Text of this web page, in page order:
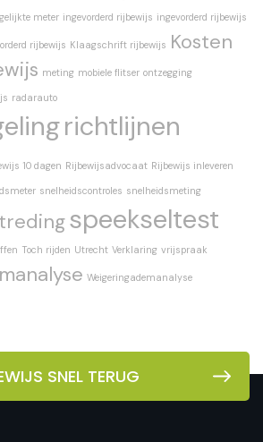
gelijkte meter ingevorderd rijbewijs ingevorderd rijbewijs
rijbewijs Klaagschrift rijbewijs Kosten
meting mobiele flitser ontzegging
radarauto
richtlijnen
10 dagen Rijbewijsadvocaat Rijbewijs inleveren
snelheidscontroles snelheidsmeting
speekseltest
Toch rijden Utrecht Verklaring vrijspraak
Weigeringademanalyse
SNEL TERUG